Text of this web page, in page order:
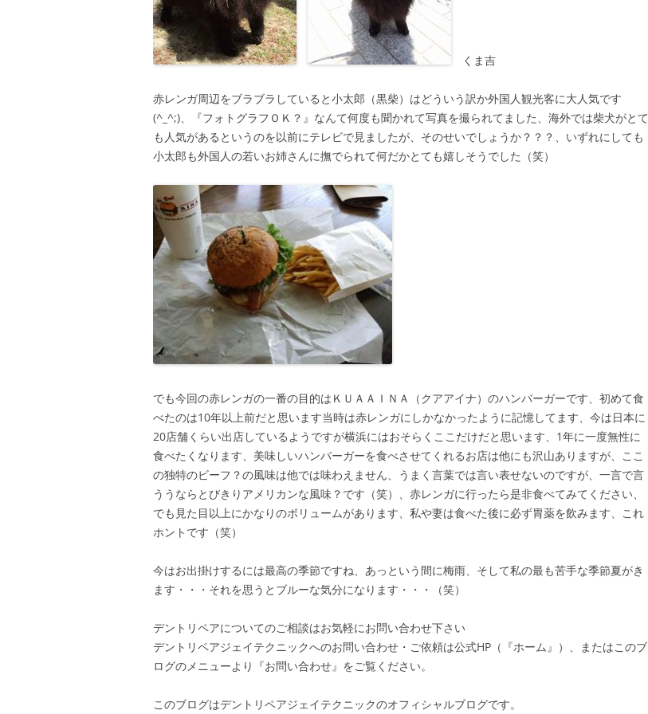
くま吉
赤レンガ周辺をブラブラしていると小太郎（黒柴）はどういう訳か外国人観光客に大人気です
(^_^;)、『フォトグラフＯＫ？』なんて何度も聞かれて写真を撮られてました、海外では柴犬がとて
も人気があるというのを以前にテレビで見ましたが、そのせいでしょうか？？？、いずれにしても
小太郎も外国人の若いお姉さんに撫でられて何だかとても嬉しそうでした（笑）
でも今回の赤レンガの一番の目的はＫＵＡＡＩＮＡ（クアアイナ）のハンバーガーです、初めて食
べたのは10年以上前だと思います当時は赤レンガにしかなかったように記憶してます、今は日本に
20店舗くらい出店しているようですが横浜にはおそらくここだけだと思います、1年に一度無性に
食べたくなります、美味しいハンバーガーを食べさせてくれるお店は他にも沢山ありますが、ここ
の独特のビーフ？の風味は他では味わえません、うまく言葉では言い表せないのですが、一言で言
ううならとびきりアメリカンな風味？です（笑）、赤レンガに行ったら是非食べてみてください、
でも見た目以上にかなりのボリュームがあります、私や妻は食べた後に必ず胃薬を飲みます、これ
ホントです（笑）
今はお出掛けするには最高の季節ですね、あっという間に梅雨、そして私の最も苦手な季節夏がき
ます・・・それを思うとブルーな気分になります・・・（笑）
デントリペアについてのご相談はお気軽にお問い合わせ下さい
デントリペアジェイテクニックへのお問い合わせ・ご依頼は公式HP（『ホーム』）、またはこのブ
ログのメニューより『お問い合わせ』をご覧ください。
このブログはデントリペアジェイテクニックのオフィシャルブログです。